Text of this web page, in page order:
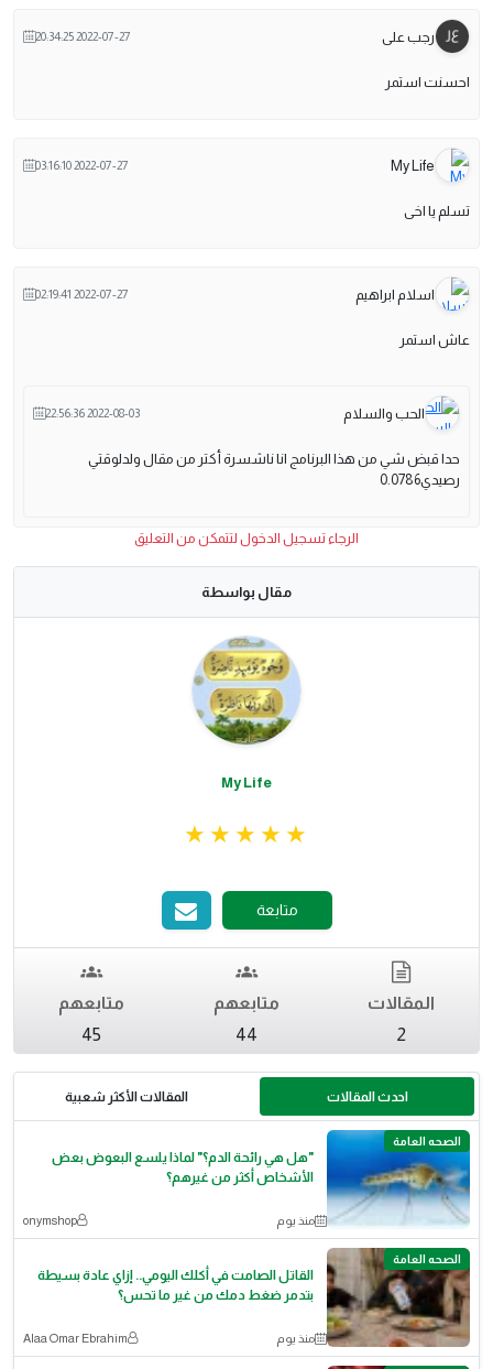
رجب على 2022-07-27 20:34:25
احسنت استمر
My Life
2022-07-27 03:16:10
تسلم يا اخى
اسلام ابراهيم 2022-07-27 02:19:41
عاش استمر
الحب والسلام 2022-08-03 22:56:36
حدا قبض شي من هذا البرنامج انا ناشسرة أكتر من مقال ولدلوقتي
رصيدي0.0786
الرجاء تسجيل الدخول لتتمكن من التعليق
مقال بواسطة
My Life
متابعة
المقالات
2
متابعهم
44
متابعهم
45
احدث المقالات المقالات الأكثر شعبية
الصحه العامة
"هل هي رائحة الدم؟" لماذا يلسع البعوض بعض
الأشخاص أكثر من غيرهم؟
منذ يوم onymshop
الصحه العامة
القاتل الصامت في أكلك اليومي.. إزاي عادة بسيطة
بتدمر ضغط دمك من غير ما تحس؟
منذ يوم Alaa Omar Ebrahim